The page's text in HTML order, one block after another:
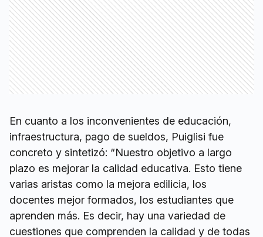
En cuanto a los inconvenientes de educación,
infraestructura, pago de sueldos, Puiglisi fue
concreto y sintetizó: “Nuestro objetivo a largo
plazo es mejorar la calidad educativa. Esto tiene
varias aristas como la mejora edilicia, los
docentes mejor formados, los estudiantes que
aprenden más. Es decir, hay una variedad de
cuestiones que comprenden la calidad y de todas